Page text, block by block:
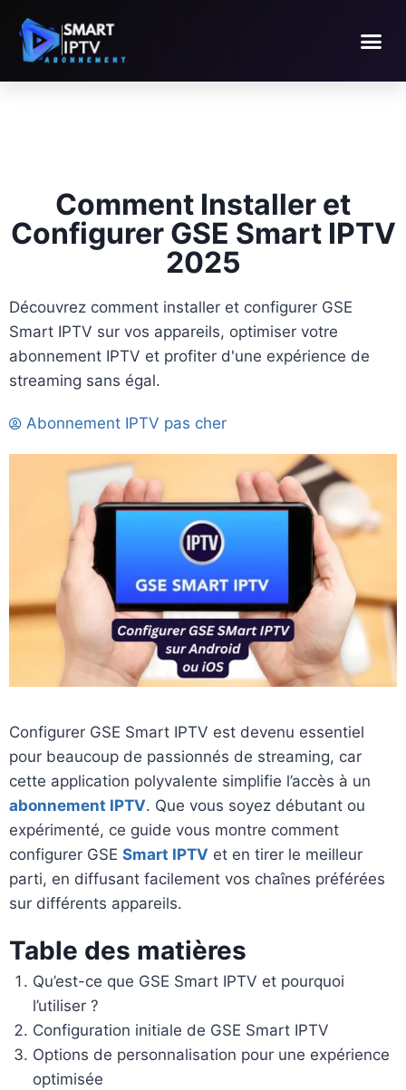
Comment Installer et
Configurer GSE Smart IPTV
2025
Découvrez comment installer et configurer GSE
Smart IPTV sur vos appareils, optimiser votre
abonnement IPTV et profiter d'une expérience de
streaming sans égal.
Abonnement IPTV pas cher
Configurer GSE Smart IPTV est devenu essentiel
pour beaucoup de passionnés de streaming, car
cette application polyvalente simplifie l’accès à un
abonnement IPTV. Que vous soyez débutant ou
expérimenté, ce guide vous montre comment
configurer GSE Smart IPTV et en tirer le meilleur
parti, en diffusant facilement vos chaînes préférées
sur différents appareils.
Table des matières
Qu’est-ce que GSE Smart IPTV et pourquoi
l’utiliser ?
Configuration initiale de GSE Smart IPTV
Options de personnalisation pour une expérience
optimisée